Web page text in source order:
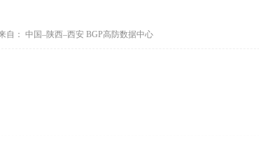
自： 中国–陕西–西安 BGP高防数据中心